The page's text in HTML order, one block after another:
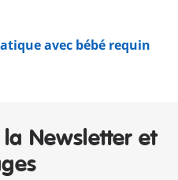
avec bébé requin
Newsletter et